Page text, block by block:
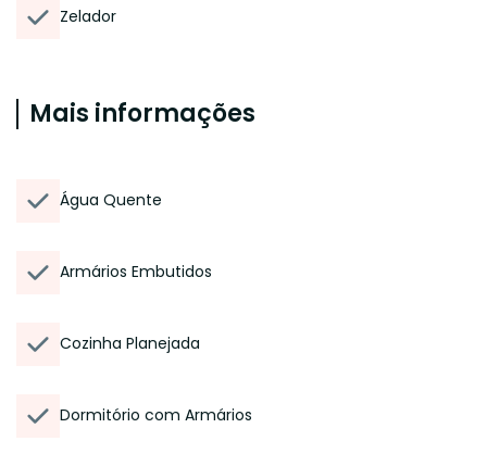
Zelador
Mais informações
Água Quente
Armários Embutidos
Cozinha Planejada
Dormitório com Armários